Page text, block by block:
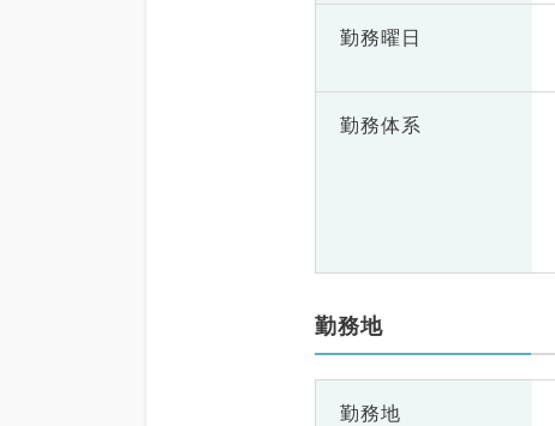
勤務曜日
勤務体系
勤務地
勤務地